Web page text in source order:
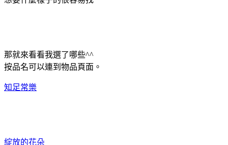
那就來看看我選了哪些^^
按品名可以連到物品頁面。
知足常樂
綻放的花朵